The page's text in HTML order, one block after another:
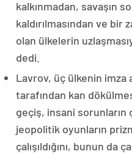
kalkınmadan, savaşın
kaldırılmasından ve
olan ülkelerin
dedi.
Lavrov, üç ülkenin imza
tarafından kan
geçiş, insani sorunların
jeopolitik oyunların
çalışıldığını, bunun da